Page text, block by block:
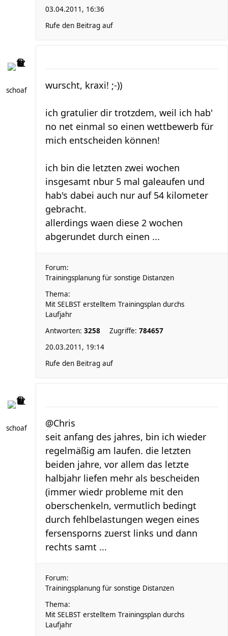
03.04.2011, 16:36
Rufe den Beitrag auf
schoaf wurscht, kraxi! ;-))
ich gratulier dir trotzdem, weil ich hab'
no net einmal so einen wettbewerb für
mich entscheiden können!
ich bin die letzten zwei wochen
insgesamt nbur 5 mal galeaufen und
hab's dabei auch nur auf 54 kilometer
gebracht.
allerdings waen diese 2 wochen
abgerundet durch einen ...
Forum:
Trainingsplanung für sonstige Distanzen
Thema:
Mit SELBST erstelltem Trainingsplan durchs
Laufjahr
Antworten: 3258 Zugriffe: 784657
20.03.2011, 19:14
Rufe den Beitrag auf
schoaf
@Chris
seit anfang des jahres, bin ich wieder
regelmäßig am laufen. die letzten
beiden jahre, vor allem das letzte
halbjahr liefen mehr als bescheiden
(immer wiedr probleme mit den
oberschenkeln, vermutlich bedingt
durch fehlbelastungen wegen eines
fersensporns zuerst links und dann
rechts samt ...
Forum:
Trainingsplanung für sonstige Distanzen
Thema:
Mit SELBST erstelltem Trainingsplan durchs
Laufjahr